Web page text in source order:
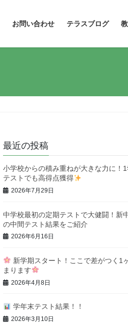
お問い合わせ テラスブログ
最近の投稿
小学校からの積み重ねが大きな力に！
テストでも高得点獲得
2026年7月29日
中学校最初の定期テストで大健闘！新
の中間テスト結果をご紹介
2026年6月16日
新学期スタート！ここで差がつく1
まります
2026年4月8日
学年末テスト結果！！
2026年3月10日